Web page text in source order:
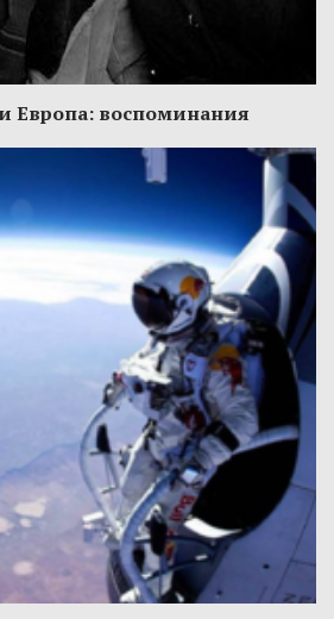
Европа: воспоминания